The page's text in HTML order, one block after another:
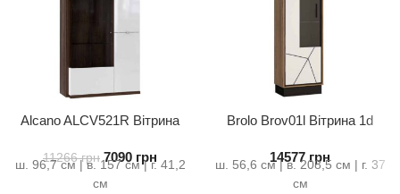
Alcano ALCV521R Вітрина
11266грн 7090 грн
ш. 96,7 см | в. 157 см | г. 41,2
см
Brolo Brov01l Вітрина 1d
14577 грн
ш. 56,6 см | в. 208,5 см | г. 37
см